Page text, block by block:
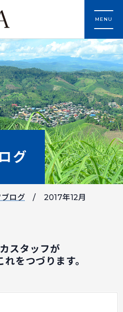
MENU
グ
ログ 2017年12月
スタッフが
れをつづります。